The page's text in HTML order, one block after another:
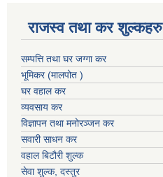
राजस्व तथा कर शुल्कहरु
सम्पत्ति तथा घर जग्गा कर
भूमिकर (मालपोत )
घर वहाल कर
व्यवसाय कर
विज्ञापन तथा मनोरञ्जन कर
सवारी साधन कर
वहाल बिटौरी शुल्क
सेवा शुल्क, दस्तुर